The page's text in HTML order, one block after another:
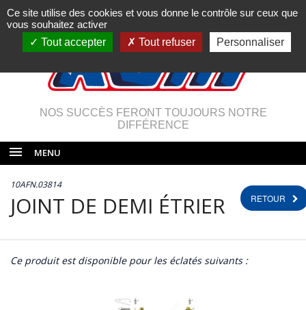
NOS SUCCÈS FERONT TOUJOURS NOTRE
DIFFÉRENCE
MENU
RETOUR
10AFN.03814
JOINT DE DEMI ÉTRIER
Ce produit est disponible pour les éclatés suivants :
Ce site utilise des cookies et vous donne le contrôle sur ceux que
vous souhaitez activer
Tout accepter
Tout refuser Personnaliser